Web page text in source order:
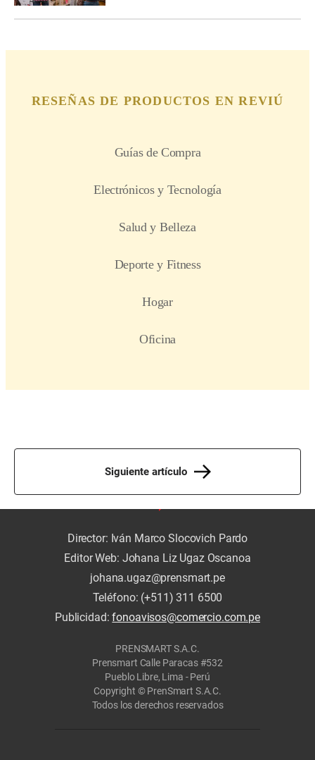
Siguiente artículo
Director: Iván Marco Slocovich Pardo
Editor Web: Johana Liz Ugaz Oscanoa
johana.ugaz@prensmart.pe
Teléfono: (+511) 311 6500
Publicidad:fonoavisos@comercio.com.pe
PRENSMART S.A.C.
Prensmart Calle Paracas #532
Pueblo Libre, Lima - Perú
Copyright © PrenSmart S.A.C.
Todos los derechos reservados